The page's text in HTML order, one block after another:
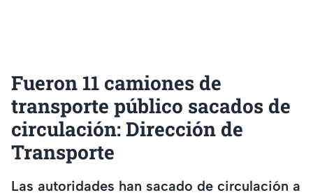
Fueron 11 camiones de
transporte público sacados de
circulación: Dirección de
Transporte
Las autoridades han sacado de circulación a